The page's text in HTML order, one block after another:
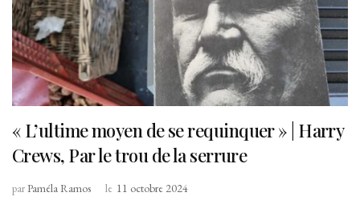
« L’ultime moyen de se requinquer » | Harry
Crews, Par le trou de la serrure
parPaméla Ramos le 11 octobre 2024